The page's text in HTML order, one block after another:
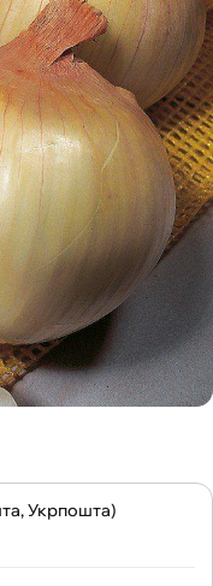
Укрпошта)